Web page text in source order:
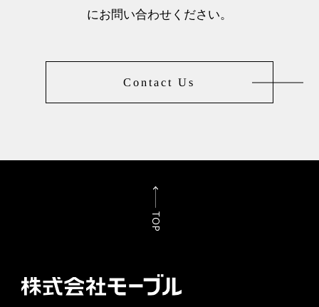
にお問い合わせください。
Contact Us
TOP